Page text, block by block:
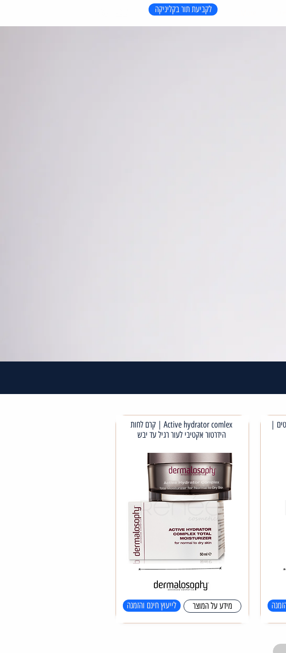
לקביעת תור בקליניקה
|
Active hydrator comlex | קרם לחות
הידרטור אקטיבי לעור רגיל עד יבש
לייעוץ חינם והזמנה מידע על המוצר